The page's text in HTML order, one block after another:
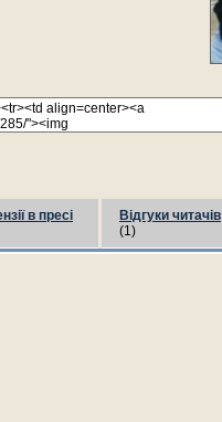
в пресі
Відгуки читачів
(1)